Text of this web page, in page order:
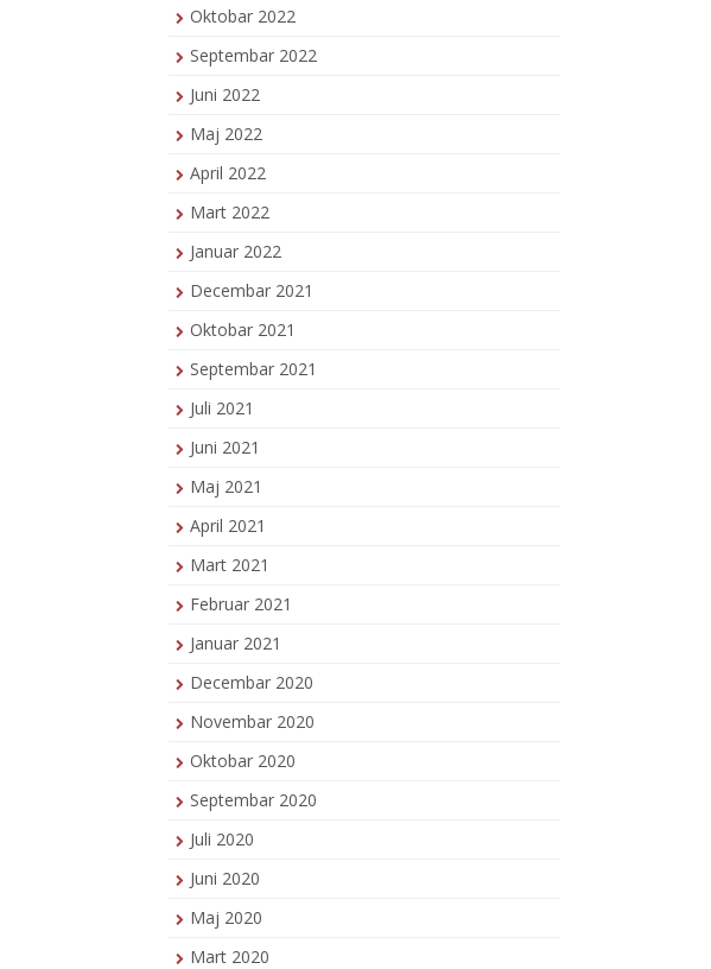
Oktobar 2022
Septembar 2022
Juni 2022
Maj 2022
April 2022
Mart 2022
Januar 2022
Decembar 2021
Oktobar 2021
Septembar 2021
Juli 2021
Juni 2021
Maj 2021
April 2021
Mart 2021
Februar 2021
Januar 2021
Decembar 2020
Novembar 2020
Oktobar 2020
Septembar 2020
Juli 2020
Juni 2020
Maj 2020
Mart 2020